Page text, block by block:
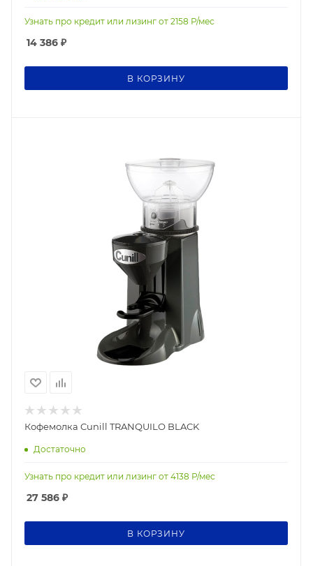
Узнать про кредит или лизинг от 2158 Р/мес
14 386 ₽
В КОРЗИНУ
Кофемолка Cunill TRANQUILO BLACK
Достаточно
Узнать про кредит или лизинг от 4138 Р/мес
27 586 ₽
В КОРЗИНУ